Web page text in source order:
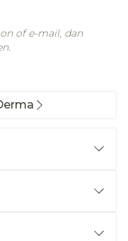
of e-mail, dan